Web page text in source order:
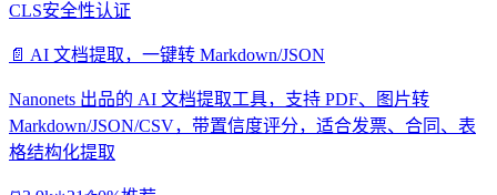
CLS安全性认证
📄 AI 文档提取，一键转 Markdown/JSON
Nanonets 出品的 AI 文档提取工具，支持 PDF、图片转
Markdown/JSON/CSV，带置信度评分，适合发票、合同、表
格结构化提取